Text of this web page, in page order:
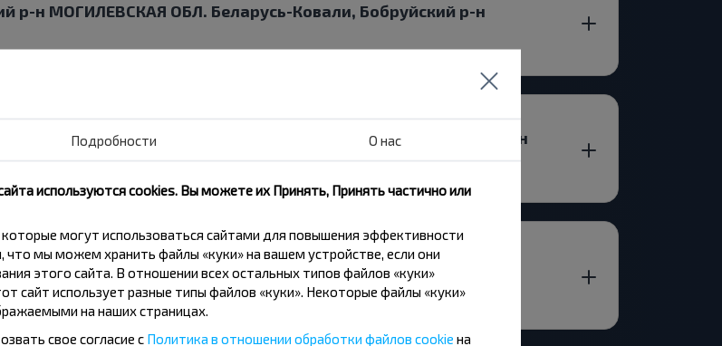
р-н МОГИЛЕВСКАЯ ОБЛ. Беларусь-Ковали, Бобруйский р-н
р-н МОГИЛЕВСКАЯ ОБЛ. Беларусь-Ковали, Бобруйский р-н
МОГИЛЕВСКАЯ ОБЛ. Беларусь-Ковали, Бобруйский р-н
Подробности О нас
используются cookies. Вы можете их Принять, Принять частично или
могут использоваться сайтами для повышения эффективности
что мы можем хранить файлы «куки» на вашем устройстве, если они
этого сайта. В отношении всех остальных типов файлов «куки»
сайт использует разные типы файлов «куки». Некоторые файлы «куки»
на наших страницах.
свое согласие с Политика в отношении обработки файлов cookie на